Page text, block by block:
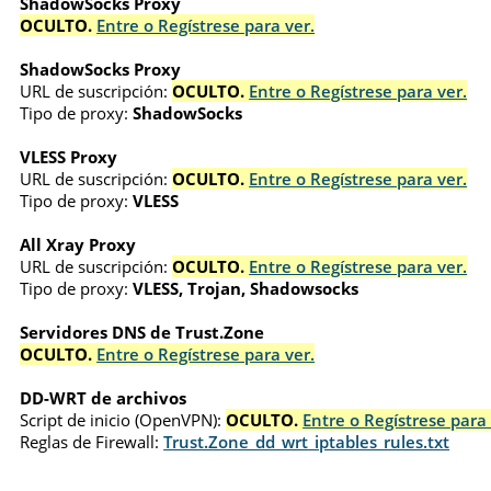
OCULTO. Entre o Regístrese para ver.
ShadowSocks Proxy
URL de suscripción: OCULTO. Entre o Regístrese para ver.
Tipo de proxy: ShadowSocks
VLESS Proxy
URL de suscripción: OCULTO. Entre o Regístrese para ver.
Tipo de proxy: VLESS
All Xray Proxy
URL de suscripción: OCULTO. Entre o Regístrese para ver.
Tipo de proxy: VLESS, Trojan, Shadowsocks
Servidores DNS de Trust.Zone
OCULTO. Entre o Regístrese para ver.
DD-WRT de archivos
Script de inicio (OpenVPN): OCULTO. Entre o Regístrese
Reglas de Firewall: Trust.Zone_dd_wrt_iptables_rules.txt